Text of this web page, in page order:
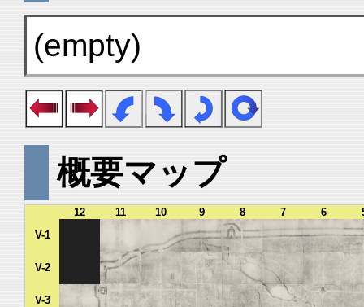
(empty)
概要マップ
12 11 10 9 8 7 6
V-1
V-2
V-3